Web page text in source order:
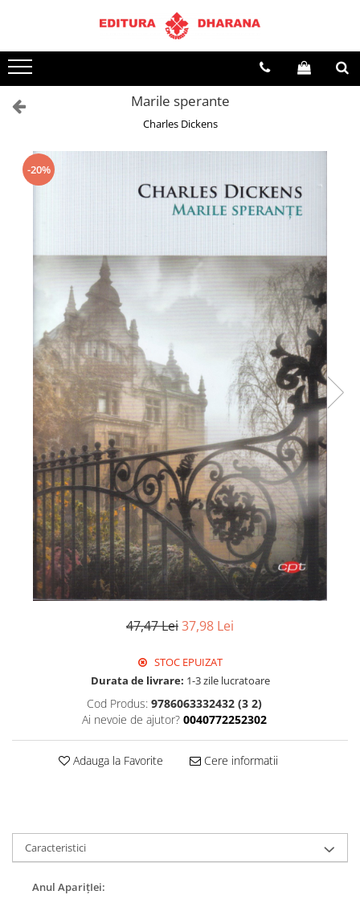
Toate Produsele
CARTI EDITURA DHARANA
OFERTE LA PACHET
Terapii
Dietoterapie
AUDIOBOOK
Business, Economie
Carti pentru copii
Filosofie
Istorie
Literatura
Psihologie
Sanatate
Sociologie
Stiinta
Marile sperante
Charles Dickens
-20%
47,47 Lei37,98 Lei
STOC EPUIZAT
Durata de livrare: 1-3 zile lucratoare
Cod Produs: 9786063332432 (3 2)
Ai nevoie de ajutor? 0040772252302
Adauga la Favorite Cere informatii
Caracteristici
Anul AparițIei: